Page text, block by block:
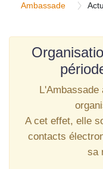
Ambassade
L'Ambassade
A cet effet, elle
contacts
sa